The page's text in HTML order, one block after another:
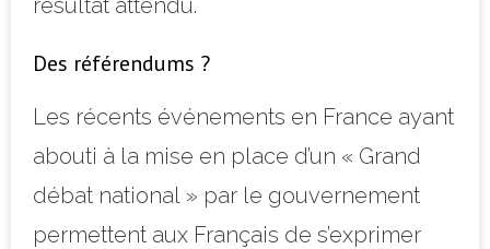
résultat attendu.
Des référendums ?
Les récents événements en France ayant
abouti à la mise en place d’un « Grand
débat national » par le gouvernement
permettent aux Français de s’exprimer